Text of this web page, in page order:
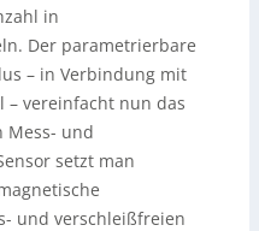
in
Der parametrierbare
– in Verbindung mit
– vereinfacht nun das
Mess- und
setzt man
und verschleißfreien